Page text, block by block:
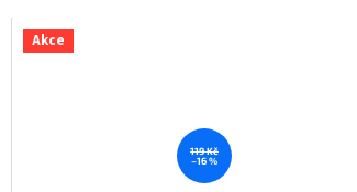
Akce
119 Kč
–16 %